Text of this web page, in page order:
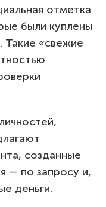
отметка
были куплены
Такие «свежие
созданные
— по запросу и,
деньги.